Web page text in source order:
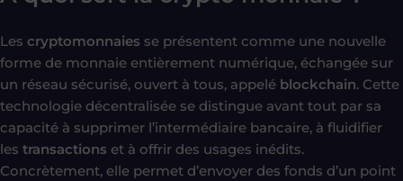
Les cryptomonnaies se présentent comme une nouvelle
forme de monnaie entièrement numérique, échangée sur
un réseau sécurisé, ouvert à tous, appelé blockchain. Cette
technologie décentralisée se distingue avant tout par sa
capacité à supprimer l’intermédiaire bancaire, à fluidifier
les transactions et à offrir des usages inédits.
Concrètement, elle permet d’envoyer des fonds d’un point